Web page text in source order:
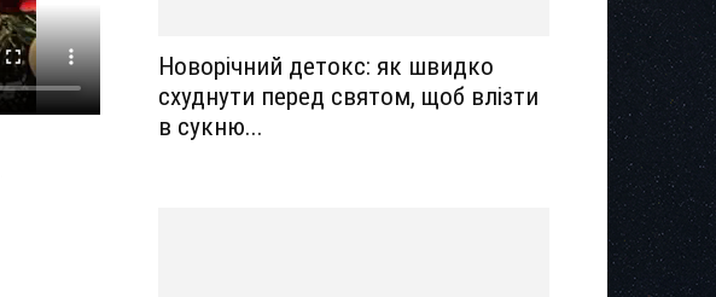
Новорічний детокс: як швидко
схуднути перед святом, щоб влізти
в сукню...